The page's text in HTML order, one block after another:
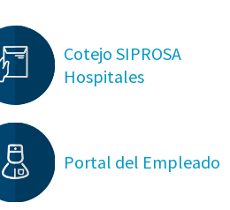
Cotejo SIPROSA
Hospitales
Portal del Empleado